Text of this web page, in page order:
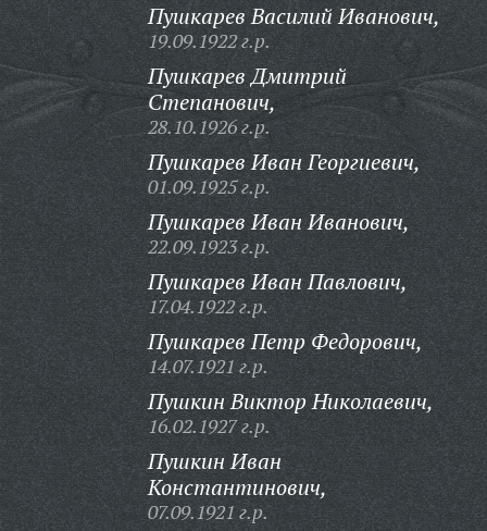
Пушкарев Василий Иванович,
19.09.1922 г.р.
Пушкарев Дмитрий
Степанович,
28.10.1926 г.р.
Пушкарев Иван Георгиевич,
01.09.1925 г.р.
Пушкарев Иван Иванович,
22.09.1923 г.р.
Пушкарев Иван Павлович,
17.04.1922 г.р.
Пушкарев Петр Федорович,
14.07.1921 г.р.
Пушкин Виктор Николаевич,
16.02.1927 г.р.
Пушкин Иван
Константинович,
07.09.1921 г.р.